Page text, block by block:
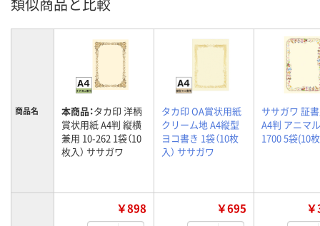
商品名 本商品：タカ印 洋柄
賞状用紙 A4判 縦横
兼用 10-262 1袋（10
枚入） ササガワ
タカ印 OA賞状用紙
クリーム地 A4縦型
ヨコ書き 1袋（10枚
入） ササガワ
ササガワ 証
A4判 アニマ
1700 5袋(10
￥898 ￥695